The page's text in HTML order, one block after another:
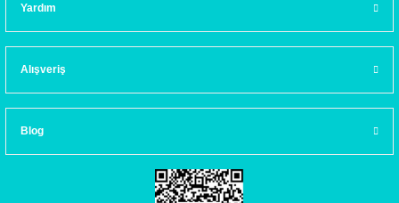
Yardım
Alışveriş
Blog